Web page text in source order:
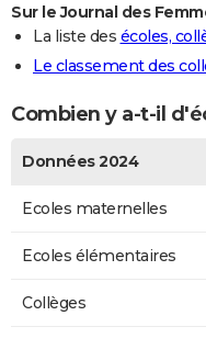
Sur le Journal des
La liste des écoles,
Le classement des
Combien y a-t-il
Données 2024
Ecoles maternelles
Ecoles élémentaires
Collèges